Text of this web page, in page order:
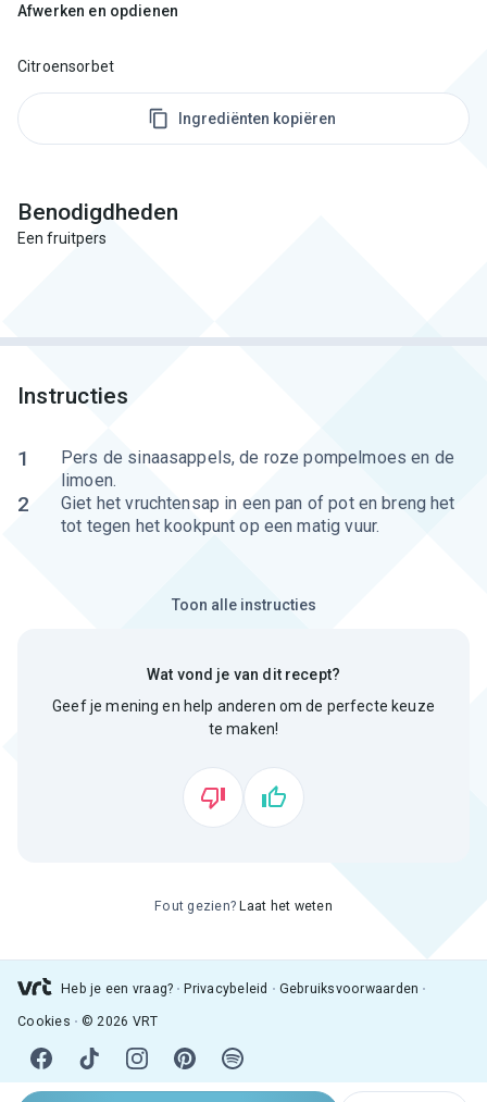
Afwerken en opdienen
Citroensorbet
Ingrediënten kopiëren
Benodigdheden
Een fruitpers
Instructies
1
Pers de sinaasappels, de roze pompelmoes en de
limoen.
2
Giet het vruchtensap in een pan of pot en breng het
tot tegen het kookpunt op een matig vuur.
Toon alle instructies
Wat vond je van dit recept?
Geef je mening en help anderen om de perfecte keuze
te maken!
Fout gezien? Laat het weten
Heb je een vraag? Privacybeleid Gebruiksvoorwaarden
Cookies © 2026 VRT